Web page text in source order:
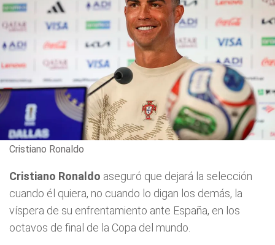
Cristiano Ronaldo
Cristiano Ronaldo aseguró que dejará la selección
cuando él quiera, no cuando lo digan los demás, la
víspera de su enfrentamiento ante España, en los
octavos de final de la Copa del mundo.